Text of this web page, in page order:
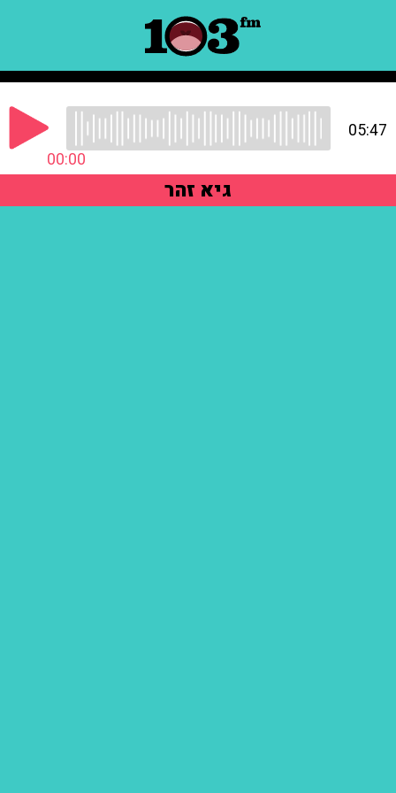
00:00
05:47
גיא זהר